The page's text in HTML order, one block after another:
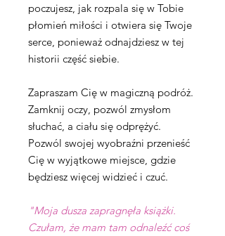
poczujesz, jak rozpala się w Tobie
płomień miłości i otwiera się Twoje
serce, ponieważ odnajdziesz w tej
historii część siebie.
Zapraszam Cię w magiczną podróż.
Zamknij oczy, pozwól zmysłom
słuchać, a ciału się odprężyć.
Pozwól swojej wyobraźni przenieść
Cię w wyjątkowe miejsce, gdzie
będziesz więcej widzieć i czuć.
"Moja dusza zapragnęła książki.
Czułam, że mam tam odnaleźć coś